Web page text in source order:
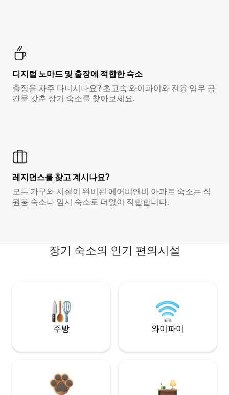
디지털 노마드 및 출장에 적합한 숙소
출장을 자주 다니시나요? 초고속 와이파이와 전용 업무 공
간을 갖춘 장기 숙소를 찾아보세요.
레지던스를 찾고 계시나요?
모든 가구와 시설이 완비된 에어비앤비 아파트 숙소는 직
원용 숙소나 임시 숙소로 더없이 적합합니다.
장기 숙소의 인기 편의시설
주방 와이파이